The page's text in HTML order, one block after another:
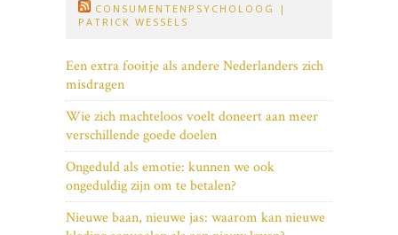
CONSUMENTENPSYCHOLOOG |
PATRICK WESSELS
Een extra fooitje als andere Nederlanders zich
misdragen
Wie zich machteloos voelt doneert aan meer
verschillende goede doelen
Ongeduld als emotie: kunnen we ook
ongeduldig zijn om te betalen?
Nieuwe baan, nieuwe jas: waarom kan nieuwe